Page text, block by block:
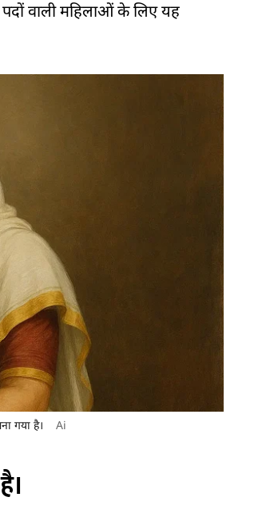
पदों वाली महिलाओं के लिए यह
गया है। Ai